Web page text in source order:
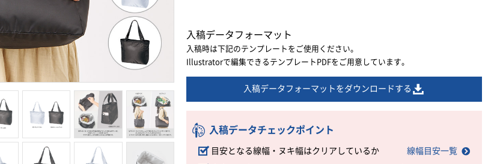
入稿データフォーマット
入稿時は下記のテンプレートをご使用ください。
Illustratorで編集できるテンプレートPDFをご用意しています。
入稿データフォーマットをダウンロードする
入稿データチェックポイント
目安となる線幅・ヌキ幅はクリアしているか 線幅目安一覧